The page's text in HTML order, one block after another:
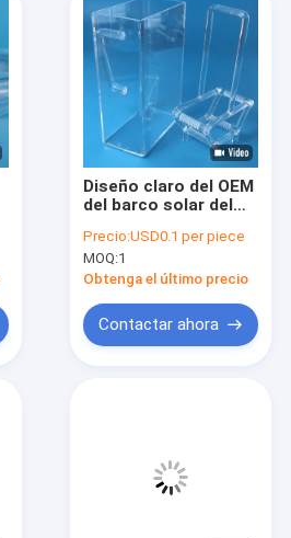
Diseño claro del OEM
del barco solar del
elevada de Zcq
Precio:USD0.1 per piece
MOQ:1
Obtenga el último precio
Contactar ahora